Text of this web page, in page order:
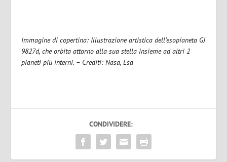
Immagine di copertina: Illustrazione artistica dell’esopianeta GJ
9827d, che orbita attorno alla sua stella insieme ad altri 2
pianeti più interni. – Crediti: Nasa, Esa
CONDIVIDERE: